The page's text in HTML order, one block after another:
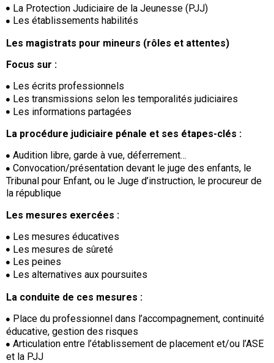
La Protection Judiciaire de la Jeunesse (PJJ)
Les établissements habilités
Les magistrats pour mineurs (rôles et attentes)
Focus sur :
Les écrits professionnels
Les transmissions selon les temporalités judiciaires
Les informations partagées
La procédure judiciaire pénale et ses étapes-clés :
Audition libre, garde à vue, déferrement…
Convocation/présentation devant le juge des enfants, le
Tribunal pour Enfant, ou le Juge d’instruction, le procureur de
la république
Les mesures exercées :
Les mesures éducatives
Les mesures de sûreté
Les peines
Les alternatives aux poursuites
La conduite de ces mesures :
Place du professionnel dans l’accompagnement, continuité
éducative, gestion des risques
Articulation entre l’établissement de placement et/ou l’ASE
et la PJJ